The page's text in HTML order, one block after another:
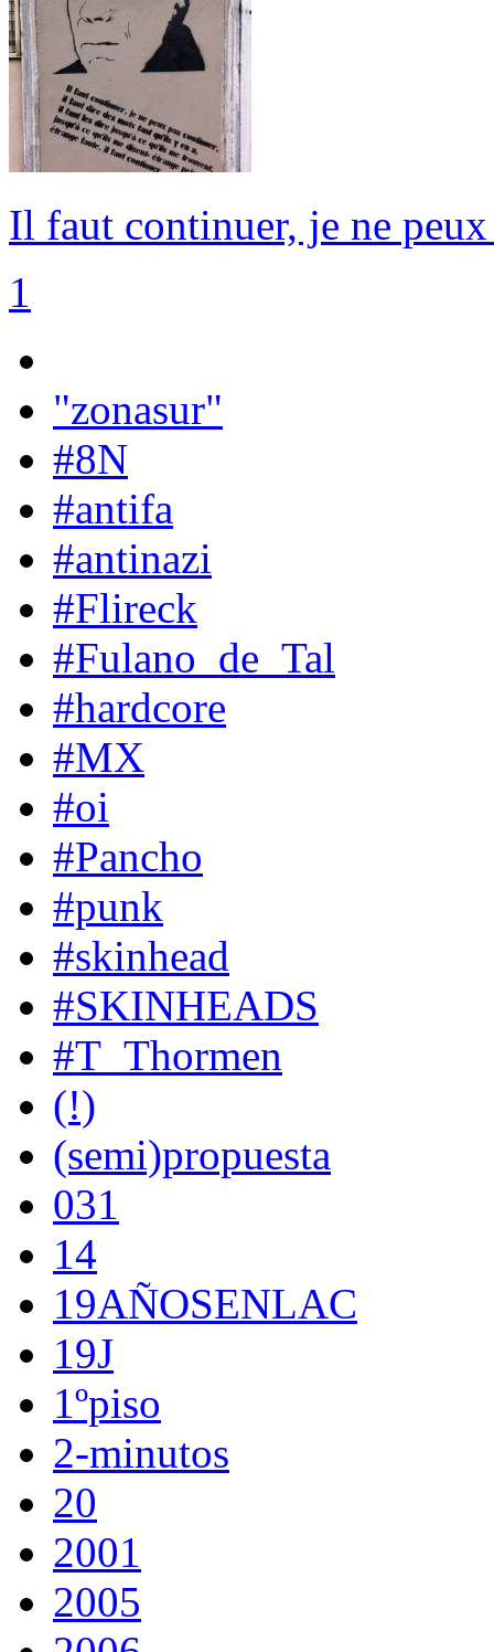
Il faut continuer, je ne
1
"zonasur"
#8N
#antifa
#antinazi
#Flireck
#Fulano_de_Tal
#hardcore
#MX
#oi
#Pancho
#punk
#skinhead
#SKINHEADS
#T_Thormen
(!)
(semi)propuesta
031
14
19AÑOSENLAC
19J
1ºpiso
2-minutos
20
2001
2005